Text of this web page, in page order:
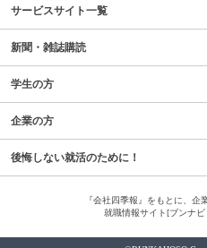
サービスサイト一覧
新聞・雑誌購読
学生の方
企業の方
後悔しない就活のために！
『会社四季報』をもとに、企
就職情報サイト[ブンナ